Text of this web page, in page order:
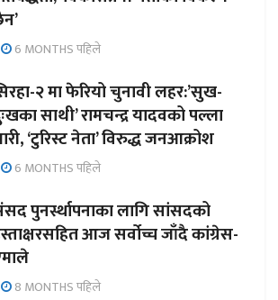
6 MONTHS पहिले
२ मा फेरियो चुनावी लहर:’सुख-
साथी’ रामचन्द्र यादवको पल्ला
‘टुरिस्ट नेता’ विरुद्ध जनआक्रोश
6 MONTHS पहिले
पुनर्स्थापनाका लागि सांसदको
आज सर्वोच्च जाँदै कांग्रेस-
8 MONTHS पहिले